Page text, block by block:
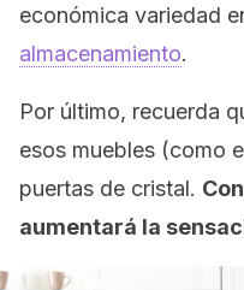
económica variedad
almacenamiento.
Por último, recuerda
esos muebles (como
puertas de cristal.
aumentará la